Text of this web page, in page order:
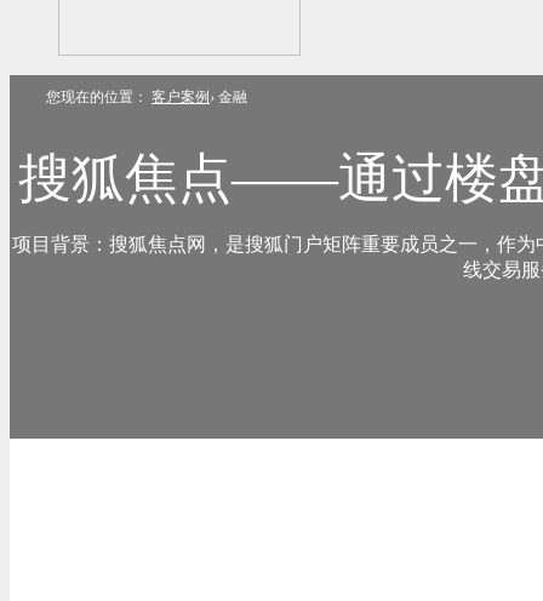
您现在的位置： 客户案例› 金融
搜狐焦点——通过楼盘
话咨
项目背景：搜狐焦点网，是搜狐门户矩阵重要成员之一，作
线交易